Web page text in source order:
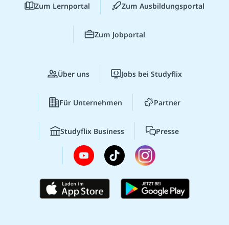
Zum Lernportal Zum Ausbildungsportal
Zum Jobportal
Über uns Jobs bei Studyflix
Für Unternehmen Partner
Studyflix Business Presse